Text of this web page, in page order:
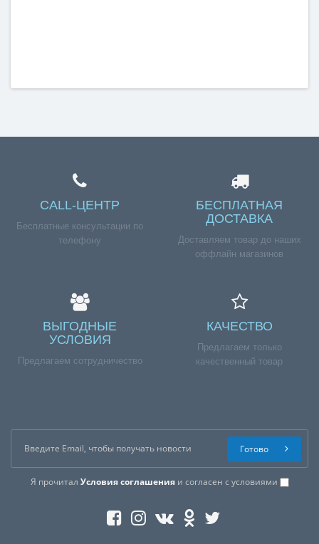
CALL-ЦЕНТР
Бесплатные консультации по
телефону
БЕСПЛАТНАЯ
ДОСТАВКА
Доставляем товар до наших
оффлайн магазинов
ВЫГОДНЫЕ
УСЛОВИЯ
Предлагаем сотрудничество
КАЧЕСТВО
Предлагаем только
качественный товар
Я прочитал Условия соглашенияи согласен с условиями
Готово